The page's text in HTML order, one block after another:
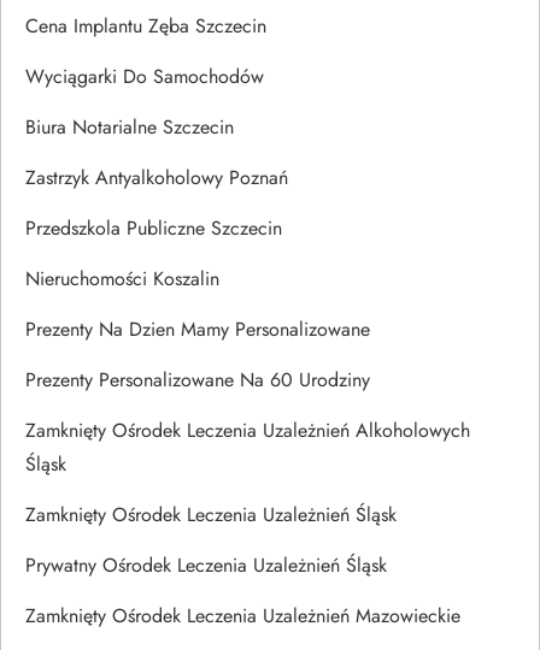
Cena Implantu Zęba Szczecin
Wyciągarki Do Samochodów
Biura Notarialne Szczecin
Zastrzyk Antyalkoholowy Poznań
Przedszkola Publiczne Szczecin
Nieruchomości Koszalin
Prezenty Na Dzien Mamy Personalizowane
Prezenty Personalizowane Na 60 Urodziny
Zamknięty Ośrodek Leczenia Uzależnień Alkoholowych
Śląsk
Zamknięty Ośrodek Leczenia Uzależnień Śląsk
Prywatny Ośrodek Leczenia Uzależnień Śląsk
Zamknięty Ośrodek Leczenia Uzależnień Mazowieckie